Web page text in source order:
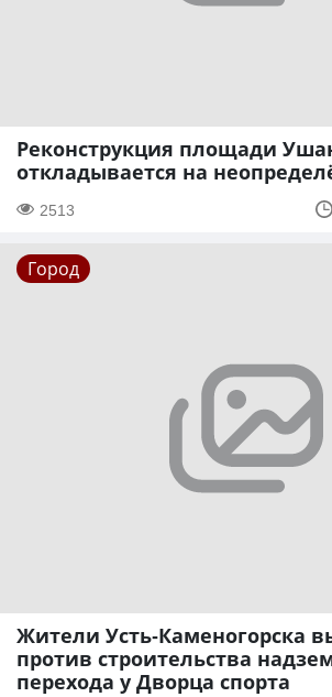
Реконструкция площади
откладывается на
2513
Город
Жители Усть-Каменогорска
против строительства
перехода у Дворца спорта